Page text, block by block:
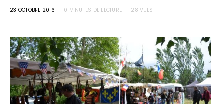
23 OCTOBRE 2016 0 MINUTES DE LECTURE 28 VUES